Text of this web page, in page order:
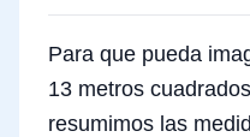
Para que pueda
13 metros
resumimos las